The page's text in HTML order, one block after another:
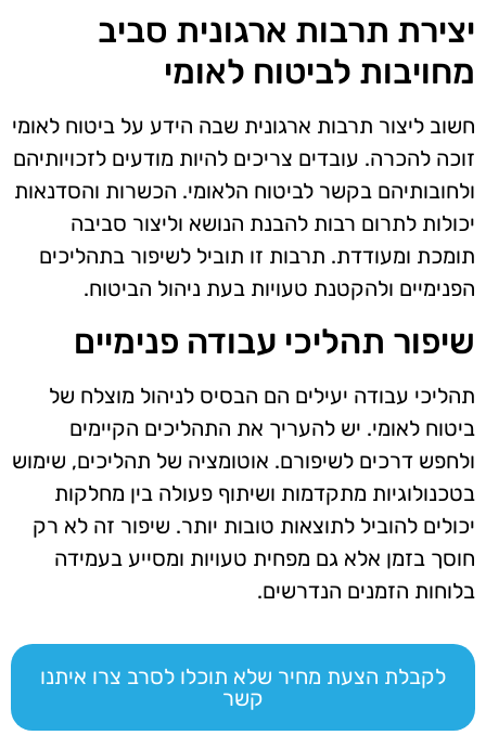
יצירת תרבות ארגונית סביב
מחויבות לביטוח לאומי
חשוב ליצור תרבות ארגונית שבה הידע על ביטוח לאומי
זוכה להכרה. עובדים צריכים להיות מודעים לזכויותיהם
ולחובותיהם בקשר לביטוח הלאומי. הכשרות והסדנאות
יכולות לתרום רבות להבנת הנושא וליצור סביבה
תומכת ומעודדת. תרבות זו תוביל לשיפור בתהליכים
הפנימיים ולהקטנת טעויות בעת ניהול הביטוח.
שיפור תהליכי עבודה פנימיים
תהליכי עבודה יעילים הם הבסיס לניהול מוצלח של
ביטוח לאומי. יש להעריך את התהליכים הקיימים
ולחפש דרכים לשיפורם. אוטומציה של תהליכים, שימוש
בטכנולוגיות מתקדמות ושיתוף פעולה בין מחלקות
יכולים להוביל לתוצאות טובות יותר. שיפור זה לא רק
חוסך בזמן אלא גם מפחית טעויות ומסייע בעמידה
בלוחות הזמנים הנדרשים.
לקבלת הצעת מחיר שלא תוכלו לסרב צרו איתנו
קשר